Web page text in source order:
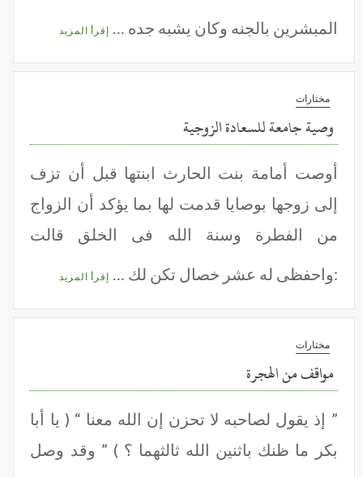
المبشرين بالجنه وكان يشبه جده … إقرأ المزيد
مختارات
وصية جامعة للسعادة الزوجية
أوصت أمامة بنت الحارث ابنتها قبل أن تزف
إلى زوجها بوصايا قدمت لها بما يؤكد أن الزواج
من الفطرة وسنة الله فى الخلق قالت
:واحفظى له عشر خصال تكن لك … إقرأ المزيد
مختارات
مواقف من الهجرة
” إذ يقول لصاحبه لا تحزن إن الله معنا “ ( يا أبا
بكر ما ظنك باثنين الله ثالثهما ؟ ) ” وقد وصل